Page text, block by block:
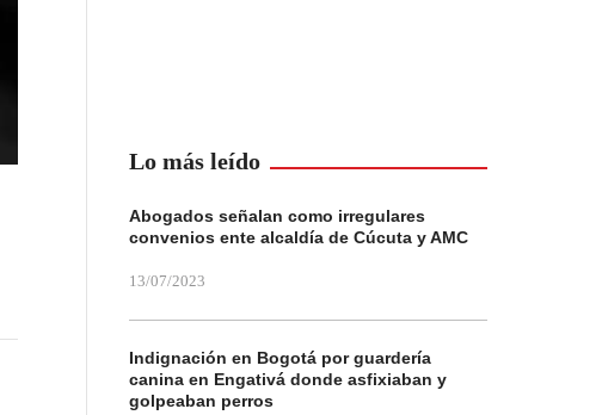
Lo más leído
Abogados señalan como irregulares
convenios ente alcaldía de Cúcuta y AMC
13/07/2023
Indignación en Bogotá por guardería
canina en Engativá donde asfixiaban y
golpeaban perros